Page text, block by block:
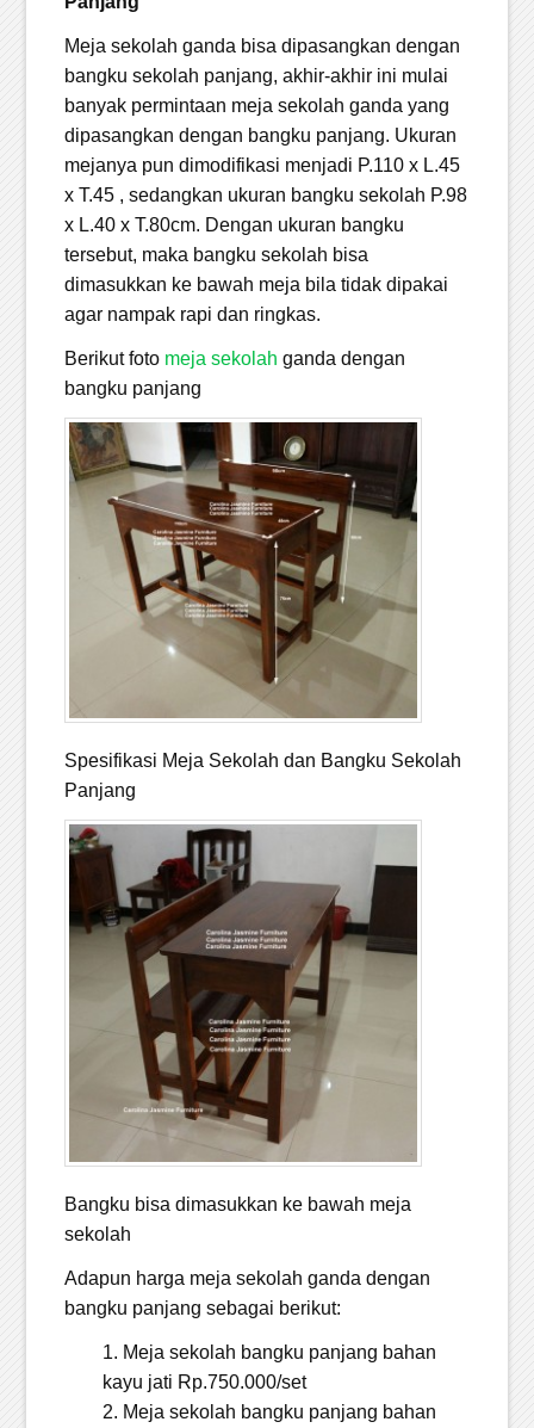
Meja sekolah ganda bisa dipasangkan dengan
bangku sekolah panjang, akhir-akhir ini mulai
banyak permintaan meja sekolah ganda yang
dipasangkan dengan bangku panjang. Ukuran
mejanya pun dimodifikasi menjadi P.110 x L.45
x T.45 , sedangkan ukuran bangku sekolah P.98
x L.40 x T.80cm. Dengan ukuran bangku
tersebut, maka bangku sekolah bisa
dimasukkan ke bawah meja bila tidak dipakai
agar nampak rapi dan ringkas.
Berikut fotomeja sekolah ganda dengan
bangku panjang
Spesifikasi Meja Sekolah dan Bangku Sekolah
Panjang
Bangku bisa dimasukkan ke bawah meja
sekolah
Adapun harga meja sekolah ganda dengan
bangku panjang sebagai berikut:
Meja sekolah bangku panjang bahan
kayu jati Rp.750.000/set
Meja sekolah bangku panjang bahan